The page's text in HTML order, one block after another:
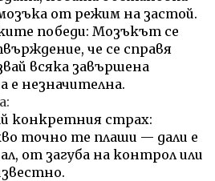
от режим на застой.
победи: Мозъкът се
че се справя
всяка завършена
е незначителна.
конкретния страх:
точно те плаши — дали е
от загуба на контрол или